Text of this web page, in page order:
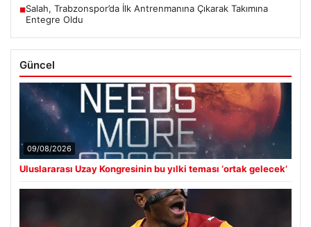
■Salah, Trabzonspor’da İlk Antrenmanına Çıkarak Takımına
Entegre Oldu
Güncel
09/08/2026
Uluslararası Uzay Kongresinin bu yılki teması ‘ortak gelecek’